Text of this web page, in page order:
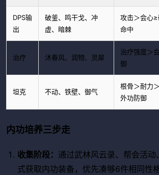
DPS输
出
破釜、鸣干戈、冲
虚、暗棘
攻击＞会心
命中
治疗 沐春风、润物、灵犀
治疗强度＞
御
坦克 不动、铁壁、御气
根骨＞耐力
外功防御
内功培养三步走
收集阶段： 通过武林风云录、帮会活动
式获取内功装备，优先凑够6件相同性